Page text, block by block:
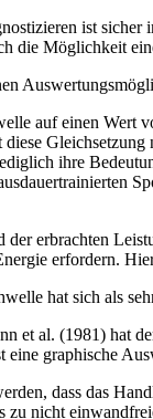
ist sicher
die Möglichkeit
auf einen Wert
ihre
erbrachten
erfordern.
hat sich als
et al. (1981) hat
eine graphische
dass das
zu nicht